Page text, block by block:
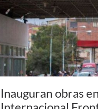
Inauguran obras